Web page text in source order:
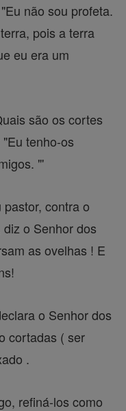
não sou profeta.
pois a terra
eu era um
são os cortes
tenho-os
"'
contra o
o Senhor dos
as ovelhas ! E
o Senhor dos
cortadas ( ser
.
refiná-los como